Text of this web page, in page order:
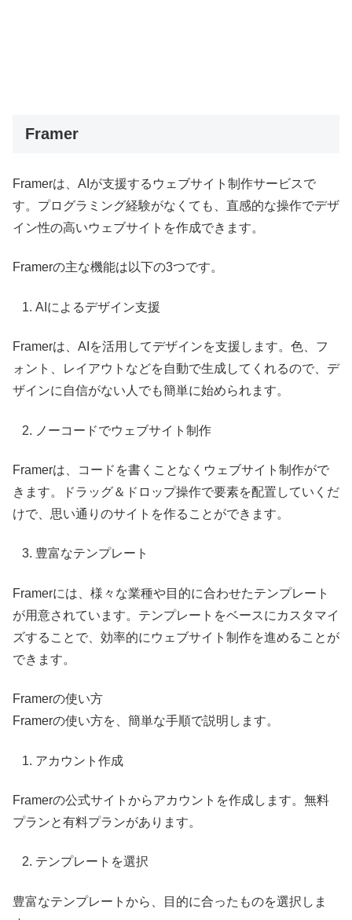
Framer
Framerは、AIが支援するウェブサイト制作サービスで
す。プログラミング経験がなくても、直感的な操作でデザ
イン性の高いウェブサイトを作成できます。
Framerの主な機能は以下の3つです。
AIによるデザイン支援
Framerは、AIを活用してデザインを支援します。色、フ
ォント、レイアウトなどを自動で生成してくれるので、デ
ザインに自信がない人でも簡単に始められます。
ノーコードでウェブサイト制作
Framerは、コードを書くことなくウェブサイト制作がで
きます。ドラッグ＆ドロップ操作で要素を配置していくだ
けで、思い通りのサイトを作ることができます。
豊富なテンプレート
Framerには、様々な業種や目的に合わせたテンプレート
が用意されています。テンプレートをベースにカスタマイ
ズすることで、効率的にウェブサイト制作を進めることが
できます。
Framerの使い方
Framerの使い方を、簡単な手順で説明します。
アカウント作成
Framerの公式サイトからアカウントを作成します。無料
プランと有料プランがあります。
テンプレートを選択
豊富なテンプレートから、目的に合ったものを選択しま